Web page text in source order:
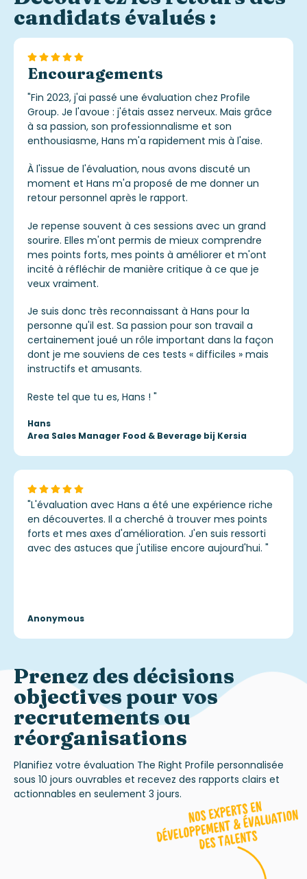
candidats évalués :
Encouragements
"Fin 2023, j'ai passé une évaluation chez Profile
Group. Je l'avoue : j'étais assez nerveux. Mais grâce
à sa passion, son professionnalisme et son
enthousiasme, Hans m'a rapidement mis à l'aise.
À l'issue de l'évaluation, nous avons discuté un
moment et Hans m'a proposé de me donner un
retour personnel après le rapport.
Je repense souvent à ces sessions avec un grand
sourire. Elles m'ont permis de mieux comprendre
mes points forts, mes points à améliorer et m'ont
incité à réfléchir de manière critique à ce que je
veux vraiment.
Je suis donc très reconnaissant à Hans pour la
personne qu'il est. Sa passion pour son travail a
certainement joué un rôle important dans la façon
dont je me souviens de ces tests « difficiles » mais
instructifs et amusants.
Reste tel que tu es, Hans ! "
Hans
Area Sales Manager Food & Beverage bij Kersia
"L'évaluation avec Hans a été une expérience riche
en découvertes. Il a cherché à trouver mes points
forts et mes axes d'amélioration. J'en suis ressorti
avec des astuces que j'utilise encore aujourd'hui. "
Anonymous
Prenez des décisions
objectivespour vos
recrutements ou
réorganisations
Planifiez votre évaluation The Right Profile personnalisée
sous 10 jours ouvrables et recevez des rapports clairs et
actionnables en seulement 3 jours.